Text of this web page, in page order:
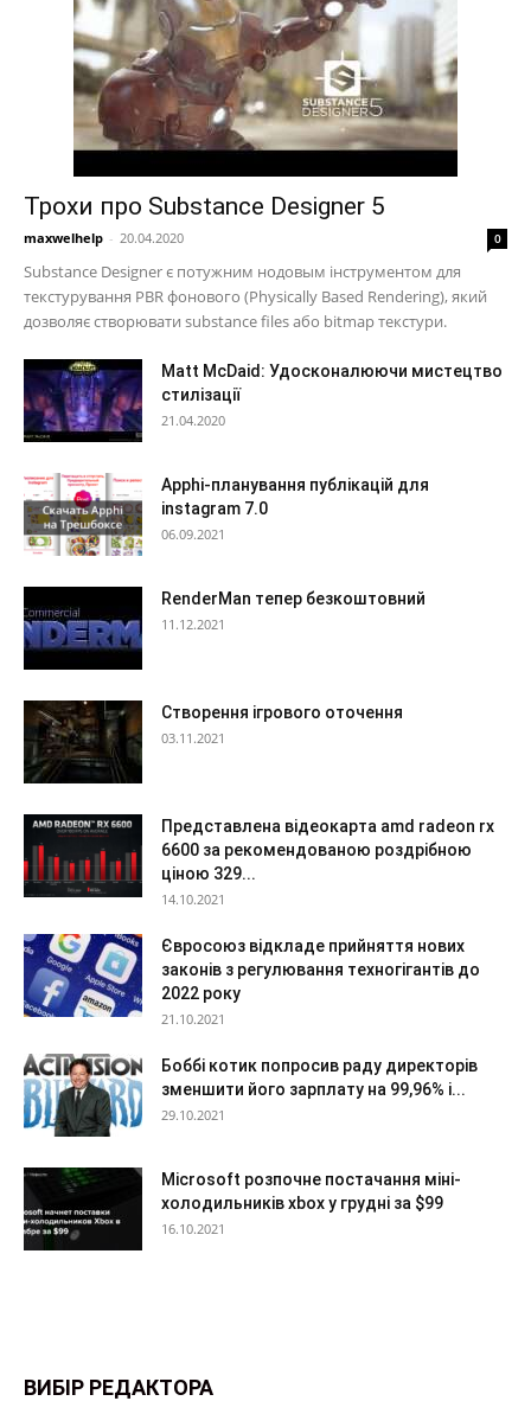
Трохи про Substance Designer 5
maxwelhelp - 20.04.2020 0
Substance Designer є потужним нодовым інструментом для
текстурування PBR фонового (Physically Based Rendering), який
дозволяє створювати substance files або bitmap текстури.
Matt McDaid: Удосконалюючи мистецтво
стилізації
21.04.2020
Apphi-планування публікацій для
instagram 7.0
06.09.2021
RenderMan тепер безкоштовний
11.12.2021
Створення ігрового оточення
03.11.2021
Представлена відеокарта amd radeon rx
6600 за рекомендованою роздрібною
ціною 329...
14.10.2021
Євросоюз відкладе прийняття нових
законів з регулювання техногігантів до
2022 року
21.10.2021
Боббі котик попросив раду директорів
зменшити його зарплату на 99,96% і...
29.10.2021
Microsoft розпочне постачання міні-
холодильників xbox у грудні за $99
16.10.2021
ВИБІР РЕДАКТОРА